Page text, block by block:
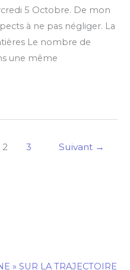
5 Octobre. De mon
à ne pas négliger. La
Le nombre de
une même
2 3 Suivant →
» SUR LA TRAJECTOIRE